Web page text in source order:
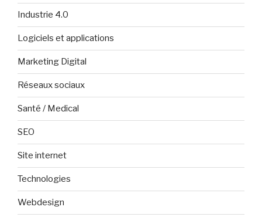
Industrie 4.0
Logiciels et applications
Marketing Digital
Réseaux sociaux
Santé / Medical
SEO
Site internet
Technologies
Webdesign